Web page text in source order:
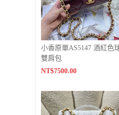
小香原單AS5147 酒紅色
雙肩包
NT$7500.00